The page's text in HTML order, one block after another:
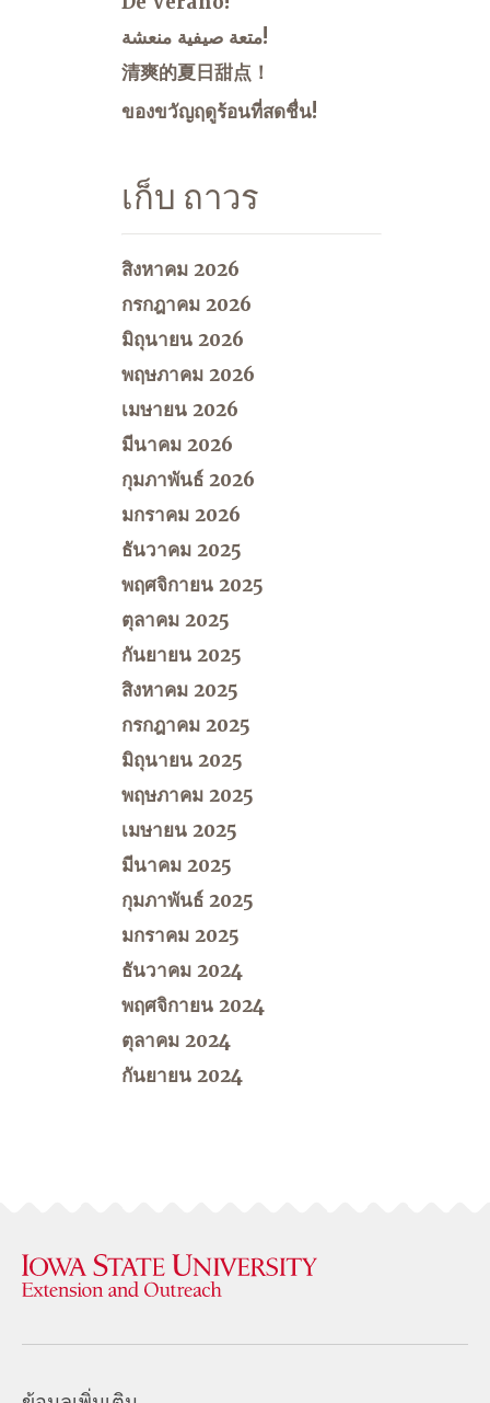
متعة صيفية منعشة!
清爽的夏日甜点！
ของขวัญฤดูร้อนที่สดชื่น!
เก็บ ถาวร
สิงหาคม 2026
กรกฎาคม 2026
มิถุนายน 2026
พฤษภาคม 2026
เมษายน 2026
มีนาคม 2026
กุมภาพันธ์ 2026
มกราคม 2026
ธันวาคม 2025
พฤศจิกายน 2025
ตุลาคม 2025
กันยายน 2025
สิงหาคม 2025
กรกฎาคม 2025
มิถุนายน 2025
พฤษภาคม 2025
เมษายน 2025
มีนาคม 2025
กุมภาพันธ์ 2025
มกราคม 2025
ธันวาคม 2024
พฤศจิกายน 2024
ตุลาคม 2024
กันยายน 2024